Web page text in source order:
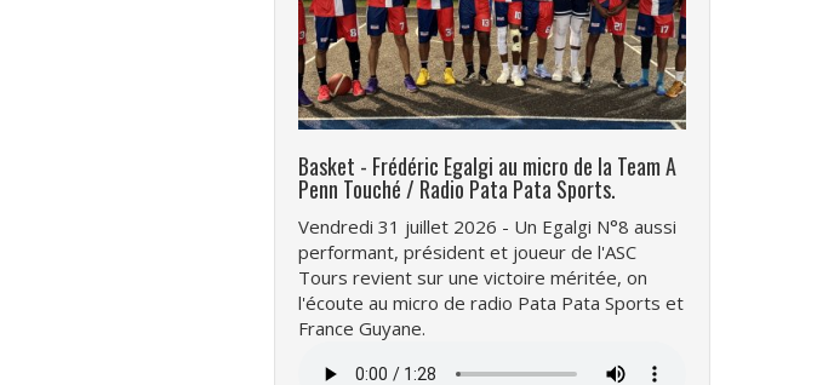
Basket - Frédéric Egalgi au micro de la Team A
Penn Touché / Radio Pata Pata Sports.
Vendredi 31 juillet 2026 - Un Egalgi N°8 aussi
performant, président et joueur de l'ASC
Tours revient sur une victoire méritée, on
l'écoute au micro de radio Pata Pata Sports et
France Guyane.
audio